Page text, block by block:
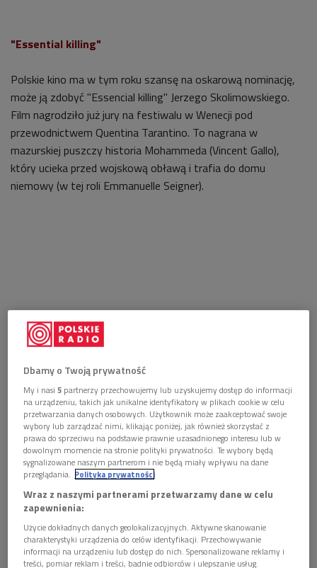
"Essential killing"
Polskie kino ma w tym roku szansę na oskarową nominację,
może ją zdobyć "Essencial killing" Jerzego Skolimowskiego.
Film nagrodziło już jury na festiwalu w Wenecji pod
przewodnictwem Quentina Tarantino. To nagrana w
mazurskiej puszczy historia Mohammeda (Vincent Gallo),
który ucieka przed wojskową obławą i trafia do domu
niemowy (w tej roli Emmanuelle Seigner).
"Autor Widmo"
Kolejna produkcja Romana Polańskiego z międzynarodową
obsadą. Zagrali: Ewan McGregor, Pierce Brosnan, Olivia
Williams i Kim Cattrall. Akcja została oparta na powieści
Roberta Harrisa. Borykający się z problemami finansowymi
Dbamy o Twoją prywatność
My i nasi5 partnerzy przechowujemy lub uzyskujemy dostęp do informacji
na urządzeniu, takich jak unikalne identyfikatory w plikach cookie w celu
przetwarzania danych osobowych. Użytkownik może zaakceptować swoje
wybory lub zarządzać nimi, klikając poniżej, jak również skorzystać z
prawa do sprzeciwu na podstawie prawnie uzasadnionego interesu lub w
dowolnym momencie na stronie polityki prywatności. Te wybory będą
sygnalizowane naszym partnerom i nie będą miały wpływu na dane
przeglądania. Polityka prywatności
Wraz z naszymi partnerami przetwarzamy dane w celu
zapewnienia:
Użycie dokładnych danych geolokalizacyjnych. Aktywne skanowanie
charakterystyki urządzenia do celów identyfikacji. Przechowywanie
informacji na urządzeniu lub dostęp do nich. Spersonalizowane reklamy i
treści, pomiar reklam i treści, badnie odbiorców i ulepszanie usług.